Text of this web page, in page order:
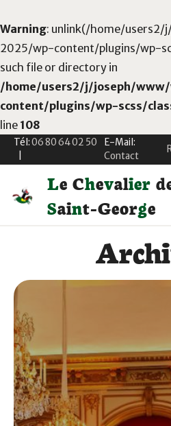
Warning: unlink(/home/
2025/wp-content/plugins/wp-
such file or directory in
/home/users2/j/joseph/
content/plugins/wp-scss/
line 108
Tél:06 80 64 02 50
E-Mail:
Contact
Le Chevalier d
Saint-George